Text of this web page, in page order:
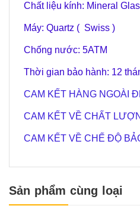
Chất liệu kính: Mineral
Máy: Quartz ( Swiss )
Chống nước: 5ATM
Thời gian bảo hành: 12
CAM KẾT HÀNG NGOÀI
CAM KẾT VỀ CHẤT
CAM KẾT VỀ CHẾ ĐỘ
Sản phẩm cùng loại